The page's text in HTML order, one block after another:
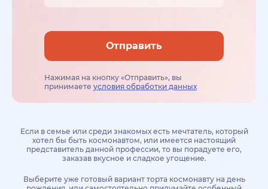
Отправить
Нажимая на кнопку «Отправить», вы
принимаете условия обработки данных
Если в семье или среди знакомых есть мечтатель, который
хотел бы быть космонавтом, или имеется настоящий
представитель данной профессии, то вы порадуете его,
заказав вкусное и сладкое угощение.
Выберите уже готовый вариант торта космонавту на день